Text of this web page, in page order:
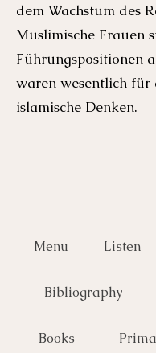
dem Wachstum des
Muslimische Frauen
Führungspositionen
waren wesentlich für
islamische Denken.
Menu Listen
Bibliography
Books